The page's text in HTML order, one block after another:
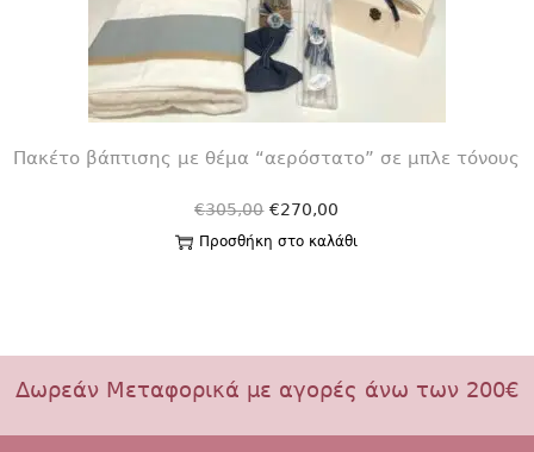
Πακέτο βάπτισης με θέμα “αερόστατο” σε μπλε τόνους
€305,00 €270,00
Προσθήκη στο καλάθι
Δωρεάν Μεταφορικά με αγορές άνω των 200€